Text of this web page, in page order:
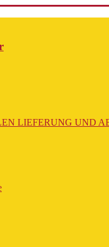
LIEFERUNG UND